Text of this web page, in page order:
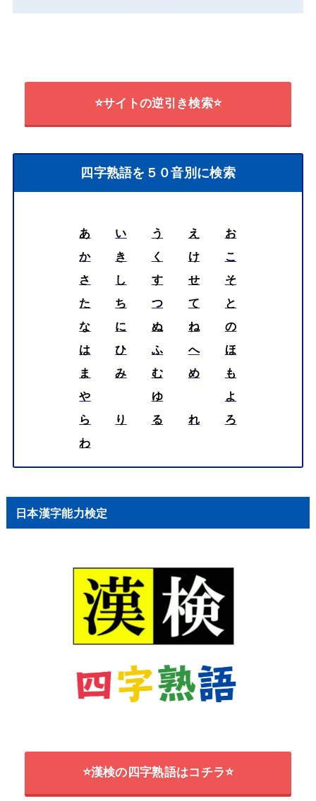
⭐サイトの逆引き検索⭐
四字熟語を５０音別に検索
あ い う え
お
か
き く け
こ
さ
し す せ
そ
た
ち つ て
と
な
に ぬ ね
の
は
ひ ふ へ
ほ
ま
み む め
も
や
ゆ
よ
ら
り る れ
ろ
わ
日本漢字能力検定
⭐漢検の四字熟語はコチラ⭐